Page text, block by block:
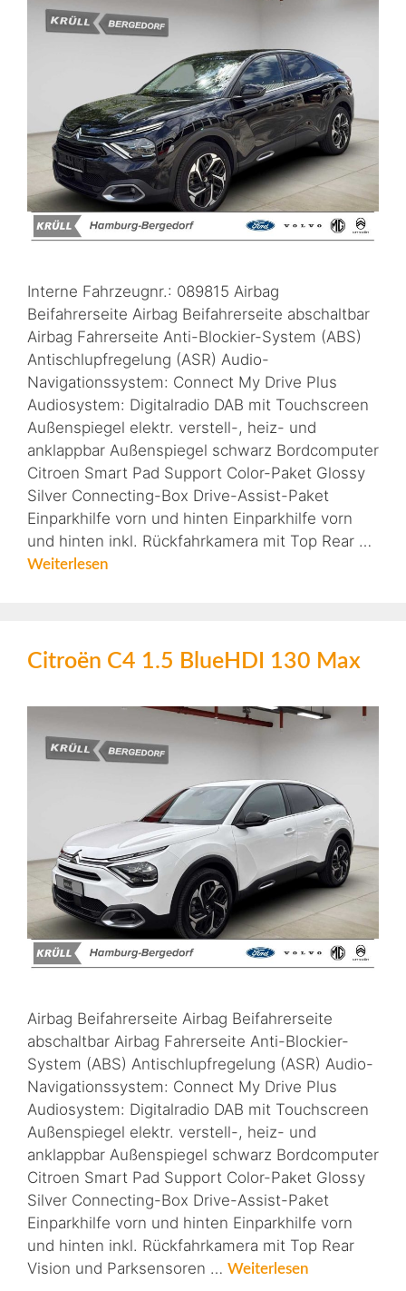
Interne Fahrzeugnr.: 089815 Airbag
Beifahrerseite Airbag Beifahrerseite abschaltbar
Airbag Fahrerseite Anti-Blockier-System (ABS)
Antischlupfregelung (ASR) Audio-
Navigationssystem: Connect My Drive Plus
Audiosystem: Digitalradio DAB mit Touchscreen
Außenspiegel elektr. verstell-, heiz- und
anklappbar Außenspiegel schwarz Bordcomputer
Citroen Smart Pad Support Color-Paket Glossy
Silver Connecting-Box Drive-Assist-Paket
Einparkhilfe vorn und hinten Einparkhilfe vorn
und hinten inkl. Rückfahrkamera mit Top Rear …
Weiterlesen
Citroën C4 1.5 BlueHDI 130 Max
Airbag Beifahrerseite Airbag Beifahrerseite
abschaltbar Airbag Fahrerseite Anti-Blockier-
System (ABS) Antischlupfregelung (ASR) Audio-
Navigationssystem: Connect My Drive Plus
Audiosystem: Digitalradio DAB mit Touchscreen
Außenspiegel elektr. verstell-, heiz- und
anklappbar Außenspiegel schwarz Bordcomputer
Citroen Smart Pad Support Color-Paket Glossy
Silver Connecting-Box Drive-Assist-Paket
Einparkhilfe vorn und hinten Einparkhilfe vorn
und hinten inkl. Rückfahrkamera mit Top Rear
Vision und Parksensoren … Weiterlesen